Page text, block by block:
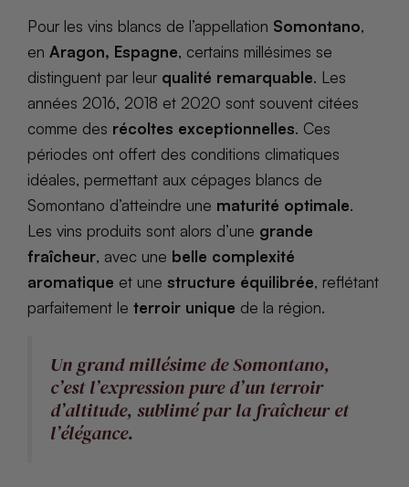
Pour les vins blancs de l’appellation Somontano,
en Aragon, Espagne, certains millésimes se
distinguent par leur qualité remarquable. Les
années 2016, 2018 et 2020 sont souvent citées
comme des récoltes exceptionnelles. Ces
périodes ont offert des conditions climatiques
idéales, permettant aux cépages blancs de
Somontano d’atteindre une maturité optimale.
Les vins produits sont alors d’une grande
fraîcheur, avec une belle complexité
aromatique et une structure équilibrée, reflétant
parfaitement le terroir unique de la région.
Un grand millésime de Somontano,
c’est l’expression pure d’un terroir
d’altitude, sublimé par la fraîcheur et
l’élégance.